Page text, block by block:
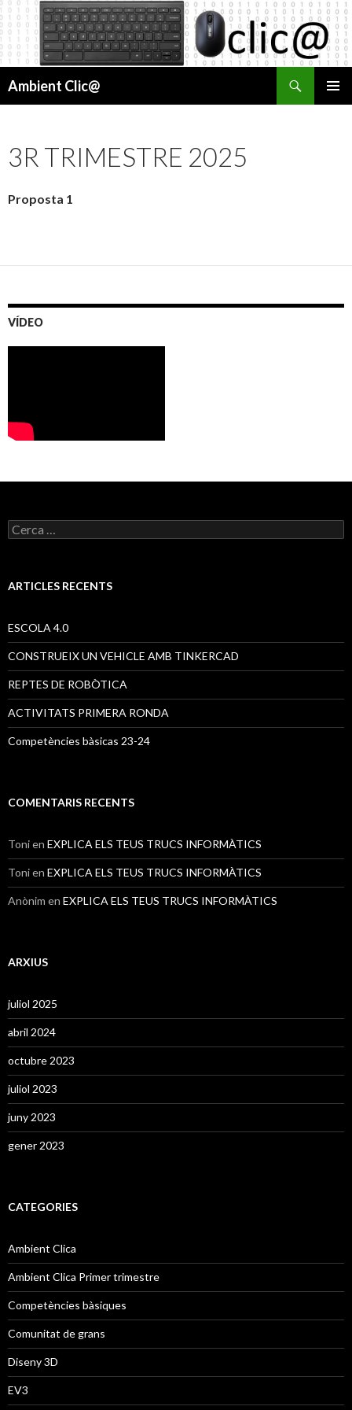
Ambient Clic@
3R TRIMESTRE 2025
Proposta 1
VÍDEO
C
e
a
ARTICLES RECENTS
ESCOLA 4.0
CONSTRUEIX UN VEHICLE AMB TINKERCAD
REPTES DE ROBÒTICA
ACTIVITATS PRIMERA RONDA
Competències bàsicas 23-24
COMENTARIS RECENTS
Tonien EXPLICA ELS TEUS TRUCS INFORMÀTICS
Tonien EXPLICA ELS TEUS TRUCS INFORMÀTICS
Anònim en EXPLICA ELS TEUS TRUCS INFORMÀTICS
ARXIUS
juliol 2025
abril 2024
octubre 2023
juliol 2023
juny 2023
gener 2023
CATEGORIES
Ambient Clica
Ambient Clica Primer trimestre
Competències bàsiques
Comunitat de grans
Diseny 3D
EV3